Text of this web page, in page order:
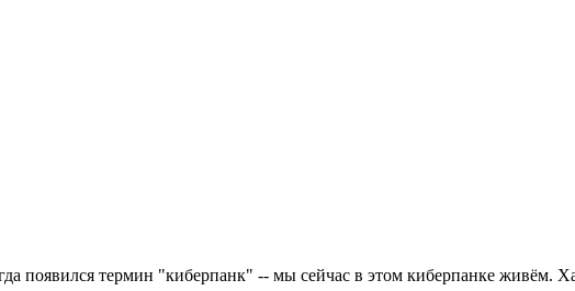
появился термин "киберпанк" -- мы сейчас в этом киберпанке живём.